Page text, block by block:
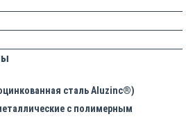
сталь Aluzinc®)
с полимерным